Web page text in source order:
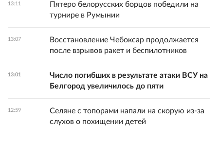
13:11
Пятеро белорусских борцов победили на
турнире в Румынии
13:07
Восстановление Чебоксар продолжается
после взрывов ракет и беспилотников
13:01
Число погибших в результате атаки ВСУ на
Белгород увеличилось до пяти
12:59
Селяне с топорами напали на скорую из-за
слухов о похищении детей